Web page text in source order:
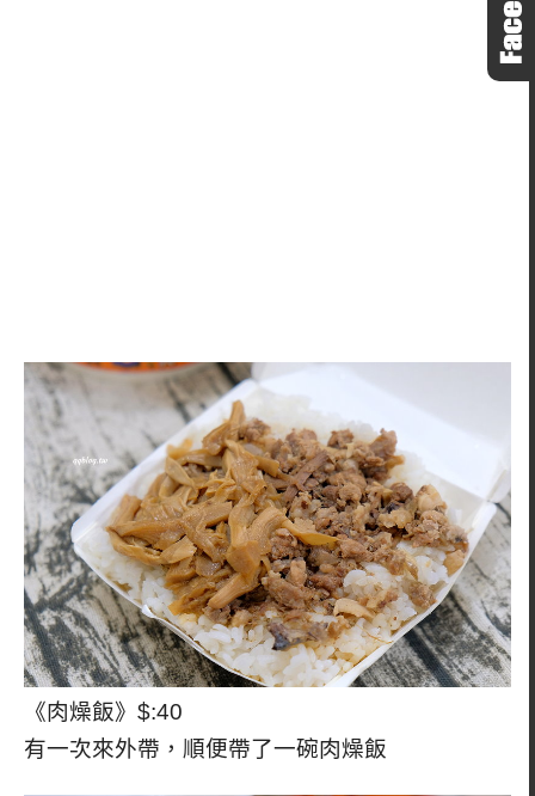
《肉燥飯》$:40
有一次來外帶，順便帶了一碗肉燥飯